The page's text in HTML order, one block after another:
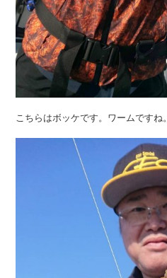
こちらはボッケです。ワームですね。